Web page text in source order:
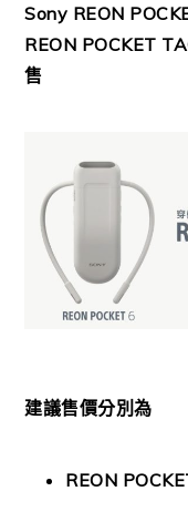
Sony REON
REON POCKET
售
建議售價分別為
REON